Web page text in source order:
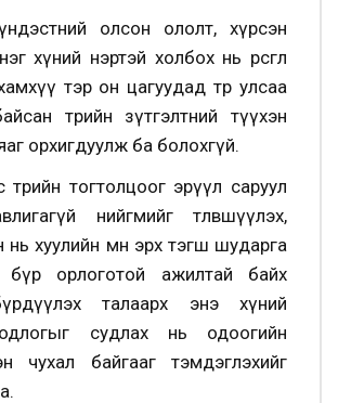
олсон ололт, хүрсэн
хүний нэртэй холбох нь өрөөсгөл
тэр он цагуудад төр улсаа
төрийн зүтгэлтний түүхэн
орхигдуулж ба болохгүй.
төрийн тогтолцоог эрүүл саруул
нийгмийг төлөвшүүлэх,
нь хуулийн өмнө эрх тэгш шударга
орлоготой ажилтай байх
бүрдүүлэх талаарх энэ хүний
судлах нь одоогийн
чухал байгааг тэмдэглэхийг